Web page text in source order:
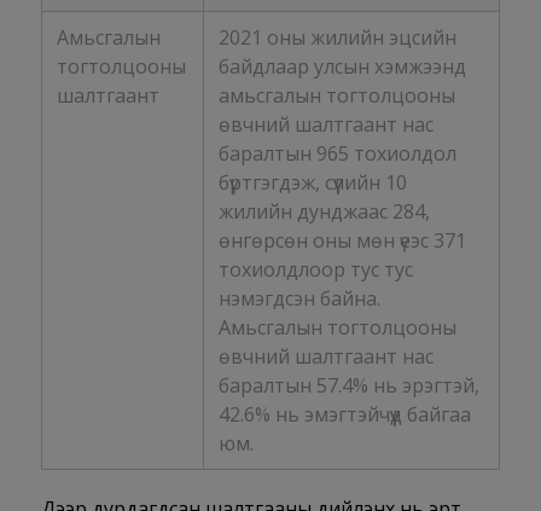
Амьсгалын
тогтолцооны
шалтгаант
2021 оны жилийн эцсийн
байдлаар улсын хэмжээнд
амьсгалын тогтолцооны
өвчний шалтгаант нас
баралтын 965 тохиолдол
бүртгэгдэж, сүүлийн 10
жилийн дунджаас 284,
өнгөрсөн оны мөн үеэс 371
тохиолдлоор тус тус
нэмэгдсэн байна.
Амьсгалын тогтолцооны
өвчний шалтгаант нас
баралтын 57.4% нь эрэгтэй,
42.6% нь эмэгтэйчүүд байгаа
юм.